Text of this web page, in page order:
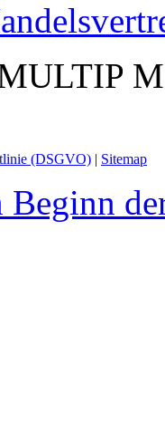
(DSGVO) | Sitemap
Beginn